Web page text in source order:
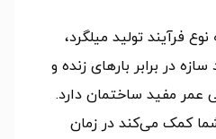
فرآیند تولید میلگرد،
در برابر بارهای زنده و
عمر مفید ساختمان دارد.
کمک می‌کند در زمان